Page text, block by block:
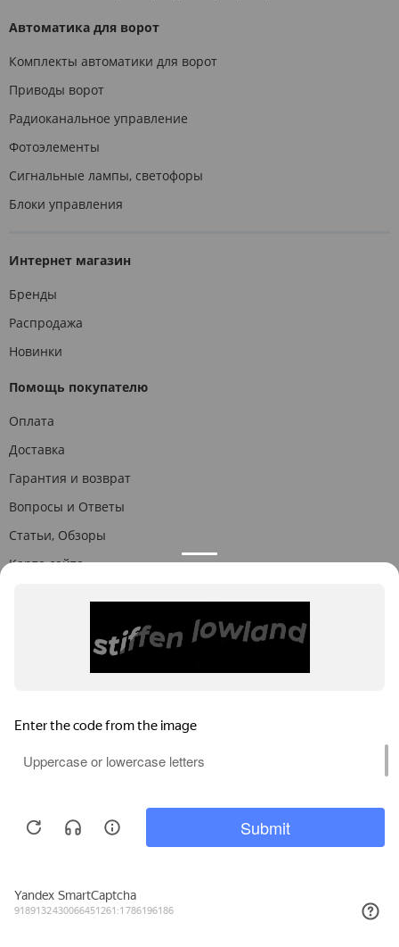
Автоматика для ворот
Комплекты автоматики для ворот
Приводы ворот
Радиоканальное управление
Фотоэлементы
Сигнальные лампы, светофоры
Блоки управления
Интернет магазин
Бренды
Распродажа
Новинки
Помощь покупателю
Оплата
Доставка
Гарантия и возврат
Вопросы и Ответы
Статьи, Обзоры
Карта сайта
Информация о нас
Партнерские сертификаты
Продолжая пользоваться
использованием файлов
cookies.